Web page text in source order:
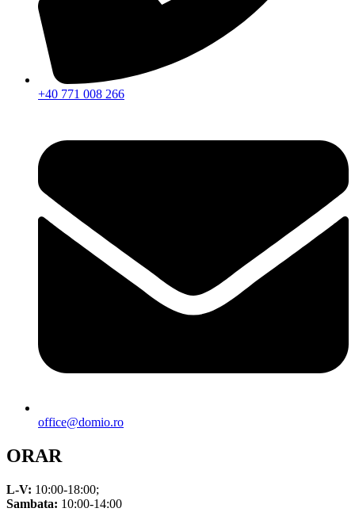
+40 771 008 266
office@domio.ro
ORAR
L-V: 10:00-18:00;
Sambata: 10:00-14:00